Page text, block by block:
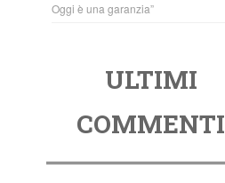
Oggi è una garanzia”
ULTIMI
COMMENTI